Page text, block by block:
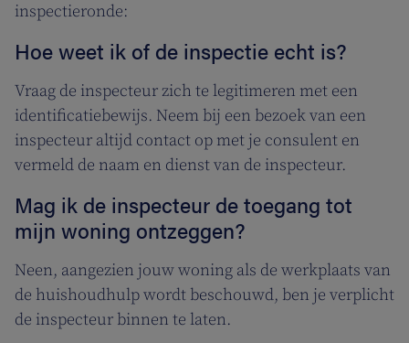
inspectieronde:
Hoe weet ik of de inspectie echt is?
Vraag de inspecteur zich te legitimeren met een
identificatiebewijs. Neem bij een bezoek van een
inspecteur altijd contact op met je consulent en
vermeld de naam en dienst van de inspecteur.
Mag ik de inspecteur de toegang tot
mijn woning ontzeggen?
Neen, aangezien jouw woning als de werkplaats van
de huishoudhulp wordt beschouwd, ben je verplicht
de inspecteur binnen te laten.